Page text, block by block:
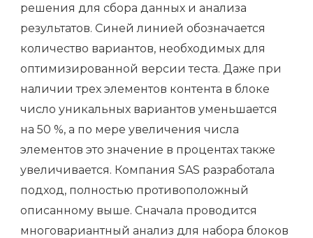
решения для сбора данных и анализа
результатов. Синей линией обозначается
количество вариантов, необходимых для
оптимизированной версии теста. Даже при
наличии трех элементов контента в блоке
число уникальных вариантов уменьшается
на 50 %, а по мере увеличения числа
элементов это значение в процентах также
увеличивается. Компания SAS разработала
подход, полностью противоположный
описанному выше. Сначала проводится
многовариантный анализ для набора блоков